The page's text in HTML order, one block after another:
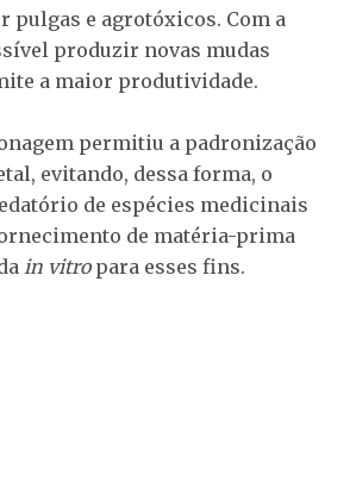
pulgas e agrotóxicos. Com a
produzir novas mudas
a maior produtividade.
permitiu a padronização
evitando, dessa forma, o
de espécies medicinais
de matéria-prima
in vitropara esses fins.